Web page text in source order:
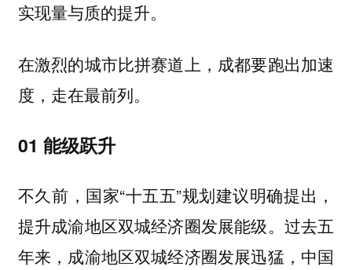
实现量与质的提升。
在激烈的城市比拼赛道上，成都要跑出加速
度，走在最前列。
01 能级跃升
不久前，国家“十五五”规划建议明确提出，
提升成渝地区双城经济圈发展能级。过去五
年来，成渝地区双城经济圈发展迅猛，中国